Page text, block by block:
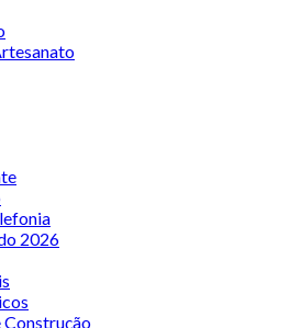
2026
Construção